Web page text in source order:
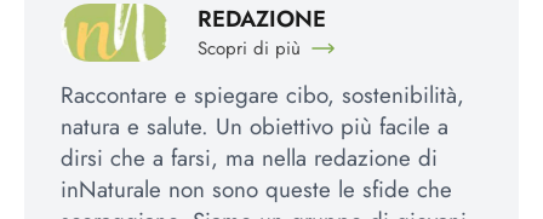
REDAZIONE
Scopri di più
Raccontare e spiegare cibo, sostenibilità,
natura e salute. Un obiettivo più facile a
dirsi che a farsi, ma nella redazione di
inNaturale non sono queste le sfide che